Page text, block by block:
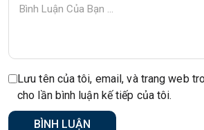
Lưu tên của tôi, email, và trang web
cho lần bình luận kế tiếp của tôi.